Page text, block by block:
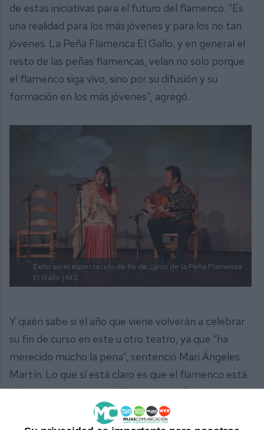
de estas iniciativas para el futuro del flamenco. “Es
una realidad para los más jóvenes y para los no tan
jóvenes. La Peña Flamenca El Gallo, y en general el
resto de las peñas flamencas, velan no solo porque
el flamenco siga vivo, sino por su difusión y su
formación en los más jóvenes”, agregó.
Éxito en el espectáculo de fin de curso de la Peña Flamenca
El Gallo | M.C.
Y quién sabe si el año que viene volverán a celebrar
su fin de curso en este u otro teatro, ya que “ha
merecido mucho la pena”, sentenció Mari Ángeles
Martín. Lo que sí está claro es que el flamenco está
más vivo que nunca en Mijas, y que su futuro, con
artistas como estos, está más que asegurado.